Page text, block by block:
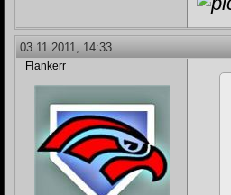
03.11.2011, 14:33
Flankerr